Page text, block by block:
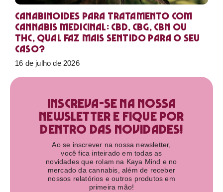
Canabinoides para tratamento com
cannabis medicinal: CBD, CBG, CBN ou
THC, qual faz mais sentido para o seu
caso?
16 de julho de 2026
Inscreva-se na nossa
newsletter e fique por
dentro das novidades!​
Ao se inscrever na nossa newsletter,
você fica inteirado em todas as
novidades que rolam na Kaya Mind e no
mercado da cannabis, além de receber
nossos relatórios e outros produtos em
primeira mão!